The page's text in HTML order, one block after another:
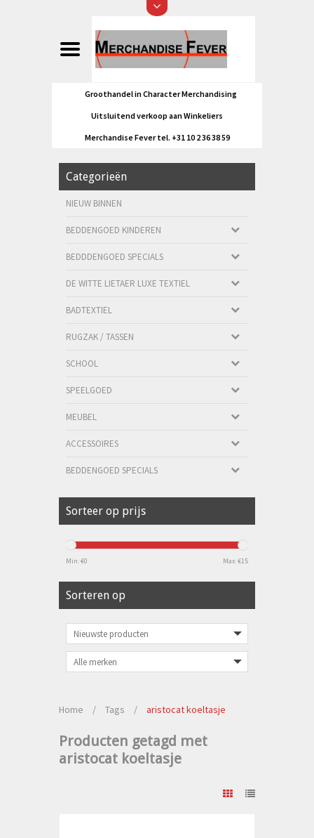
Groothandel in Character Merchandising
Uitsluitend verkoop aan Winkeliers
Merchandise Fever tel. +31 10 2 36 38 59
Categorieën
NIEUW BINNEN
BEDDENGOED KINDEREN
BEDDDENGOED SPECIALS
DE WITTE LIETAER LUXE TEXTIEL
BADTEXTIEL
RUGZAK / TASSEN
SCHOOL
SPEELGOED
MEUBEL
ACCESSOIRES
BEDDENGOED SPECIALS
Sorteer op prijs
Min: €0 Max: €15
Sorteren op
Home / Tags / aristocat koeltasje
Producten getagd met
aristocat koeltasje